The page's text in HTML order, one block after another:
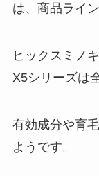
は、商品ライ
ヒックスミノ
X5シリーズは
有効成分や育
ようです。